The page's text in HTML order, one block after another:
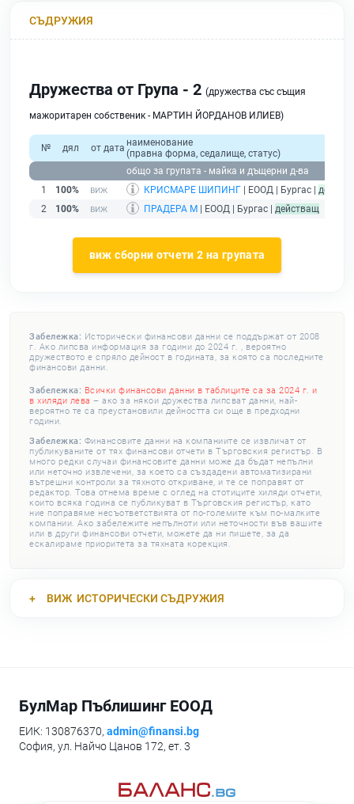
СЪДРУЖИЯ
Дружества от Група - 2 (дружества със същия
мажоритарен собственик - МАРТИН ЙОРДАНОВ ИЛИЕВ)
№ дял от дата наименование
(правна форма, седалище, статус)
общо за групата - майка и дъщерни д-ва
1
100% КРИСМАРЕ ШИПИНГ | ЕООД | Бургас |
2
100% ПРАДЕРА М | ЕООД | Бургас | действащ
виж сборни отчети 2 на групата
Забележка: Исторически финансови данни се поддържат от 2008
г. Ако липсва информация за години до 2024 г. , вероятно
дружеството е спряло дейност в годината, за която са последните
финансови данни.
Забележка: Всички финансови данни в таблиците са за 2024 г. и
в хиляди лева – ако за някои дружества липсват данни, най-
вероятно те са преустановили дейността си още в предходни
години.
Забележка: Финансовите данни на компаниите се извличат от
публикуваните от тях финансови отчети в Търговския регистър. В
много редки случаи финансовите данни може да бъдат непълни
или неточно извлечени, за което са създадени автоматизирани
вътрешни контроли за тяхното откриване, и те се поправят от
редактор. Това отнема време с оглед на стотиците хиляди отчети,
които всяка година се публикуват в Търговския регистър, като
ние поправяме несъответствията от по-големите към по-малките
компании. Ако забележите непълноти или неточности във вашите
или в други финансови отчети, можете да ни пишете, за да
ескалираме приоритета за тяхната корекция.
ВИЖ ИСТОРИЧЕСКИ СЪДРУЖИЯ
БулМар Пъблишинг ЕООД
ЕИК: 130876370, admin@finansi.bg
София, ул. Найчо Цанов 172, ет. 3